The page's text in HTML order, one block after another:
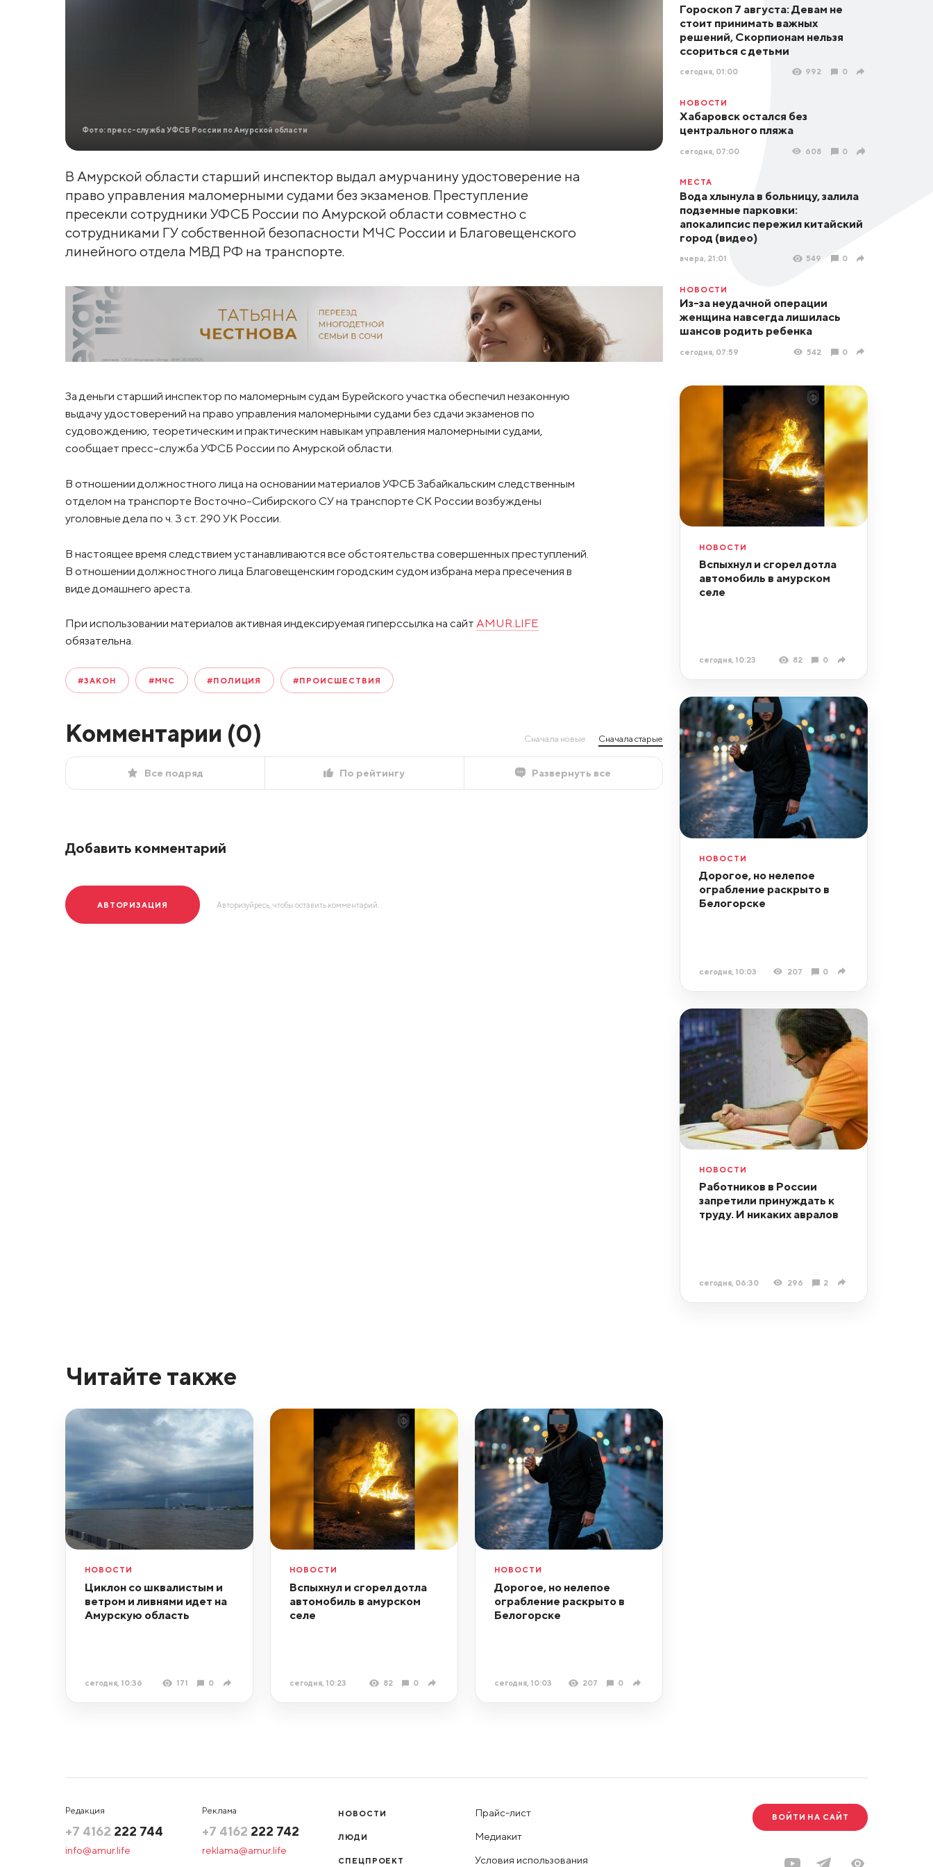
Фото: пресс-служба УФСБ России по Амурской области
В Амурской области старший инспектор выдал амурчанину удостоверение на
право управления маломерными судами без экзаменов. Преступление
пресекли сотрудники УФСБ России по Амурской области совместно с
сотрудниками ГУ собственной безопасности МЧС России и Благовещенского
линейного отдела МВД РФ на транспорте.
За деньги старший инспектор по маломерным судам Бурейского участка обеспечил незаконную
выдачу удостоверений на право управления маломерными судами без сдачи экзаменов по
судовождению, теоретическим и практическим навыкам управления маломерными судами,
сообщает пресс-служба УФСБ России по Амурской области.
В отношении должностного лица на основании материалов УФСБ Забайкальским следственным
отделом на транспорте Восточно-Сибирского СУ на транспорте СК России возбуждены
уголовные дела по ч. 3 ст. 290 УК России.
В настоящее время следствием устанавливаются все обстоятельства совершенных преступлений.
В отношении должностного лица Благовещенским городским судом избрана мера пресечения в
виде домашнего ареста.
При использовании материалов активная индексируемая гиперссылка на сайт AMUR.LIFE
обязательна.
#ЗАКОН #МЧС #ПОЛИЦИЯ #ПРОИСШЕСТВИЯ
Комментарии (0) Сначала новые Сначала старые
Все подряд По рейтингу Развернуть все
Добавить комментарий
АВТОРИЗАЦИЯ Авторизуйресь, чтобы оставить комментарий.
Гороскоп 7 августа: Девам не
стоит принимать важных
решений, Скорпионам нельзя
ссориться с детьми
сегодня, 01:00 992 0
НОВОСТИ
Хабаровск остался без
центрального пляжа
сегодня, 07:00 608 0
МЕСТА
Вода хлынула в больницу, залила
подземные парковки:
апокалипсис пережил китайский
город (видео)
вчера, 21:01 549 0
НОВОСТИ
Из-за неудачной операции
женщина навсегда лишилась
шансов родить ребенка
сегодня, 07:59 542 0
НОВОСТИ
Вспыхнул и сгорел дотла
автомобиль в амурском
селе
сегодня, 10:23 82 0
НОВОСТИ
Дорогое, но нелепое
ограбление раскрыто в
Белогорске
сегодня, 10:03 207 0
НОВОСТИ
Работников в России
запретили принуждать к
труду. И никаких авралов
сегодня, 06:30 296 2
Читайте также
НОВОСТИ
Циклон со шквалистым и
ветром и ливнями идет на
Амурскую область
сегодня, 10:36 171 0
НОВОСТИ
Вспыхнул и сгорел дотла
автомобиль в амурском
селе
сегодня, 10:23 82 0
НОВОСТИ
Дорогое, но нелепое
ограбление раскрыто в
Белогорске
сегодня, 10:03 207 0
Редакция
+7 4162 222 744
info@amur.life
Реклама
+7 4162 222 742
reklama@amur.life
НОВОСТИ
ЛЮДИ
СПЕЦПРОЕКТ
Прайс-лист
Медиакит
Условия использования
ВОЙТИ НА САЙТ